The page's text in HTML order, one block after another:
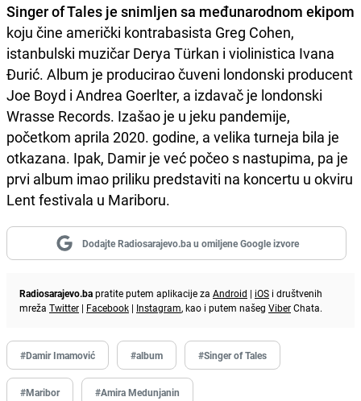
Singer of Tales je snimljen sa međunarodnom ekipom
koju čine američki kontrabasista Greg Cohen,
istanbulski muzičar Derya Türkan i violinistica Ivana
Đurić. Album je producirao čuveni londonski producent
Joe Boyd i Andrea Goerlter, a izdavač je londonski
Wrasse Records. Izašao je u jeku pandemije,
početkom aprila 2020. godine, a velika turneja bila je
otkazana. Ipak, Damir je već počeo s nastupima, pa je
prvi album imao priliku predstaviti na koncertu u okviru
Lent festivala u Mariboru.
Dodajte Radiosarajevo.ba u omiljene Google izvore
Radiosarajevo.bapratite putem aplikacije za Android | iOS i društvenih
mreža Twitter | Facebook | Instagram, kao i putem našeg ViberChata.
#Damir Imamović #album #Singer of Tales
#Maribor #Amira Medunjanin